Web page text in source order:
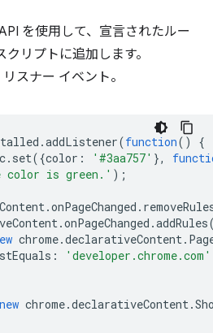
を使用して、宣言されたルー
リプトに追加します。
リスナー イベント。
.addListener(function()
{
. set({color : '#3aa757' },
color is green.' );
.onPageChanged .
.onPageChanged .addRules
chrome.declarativeContent .
: 'developer.chrome.com'
new chrome.declarativeContent .